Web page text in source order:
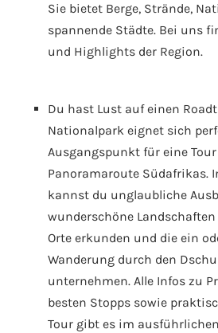
Sie bietet Berge, Strände,
spannende Städte. Bei uns
und Highlights der Region.
Du hast Lust auf einen
Nationalpark eignet sich
Ausgangspunkt für eine
Panoramaroute Südafrikas.
kannst du unglaubliche
wunderschöne
Orte erkunden und die ein
Wanderung durch den
unternehmen. Alle Infos zu
besten Stopps sowie
Tour gibt es im ausführlichen